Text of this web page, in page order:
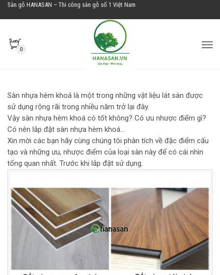
Sàn gỗ HANASAN – Thi công sàn gỗ số 1 Việt Nam
0
Sàn nhựa hèm khoá là một trong những vật liệu lát sàn được
sử dụng rộng rãi trong nhiều năm trở lại đây.
Vậy sàn nhựa hèm khoá có tốt không? Có ưu nhược điểm gì?
Có nên lắp đặt sàn nhựa hèm khoá…
Xin mời các bạn hãy cùng chúng tôi phân tích về đặc điểm cấu
tạo và những ưu, nhược điểm của loại sàn này để có cái nhìn
tổng quan nhất. Trước khi lắp đặt sử dụng.